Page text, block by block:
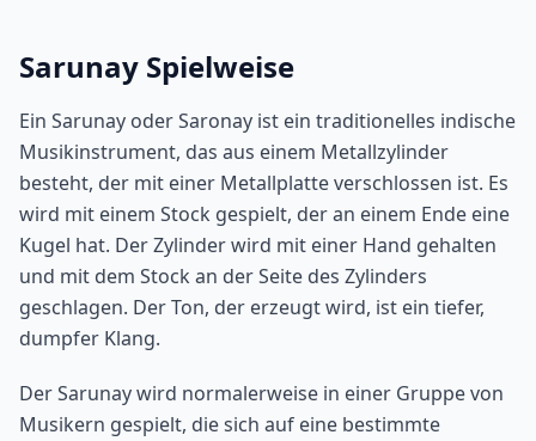
Sarunay Spielweise
Ein Sarunay oder Saronay ist ein traditionelles indische
Musikinstrument, das aus einem Metallzylinder
besteht, der mit einer Metallplatte verschlossen ist. Es
wird mit einem Stock gespielt, der an einem Ende eine
Kugel hat. Der Zylinder wird mit einer Hand gehalten
und mit dem Stock an der Seite des Zylinders
geschlagen. Der Ton, der erzeugt wird, ist ein tiefer,
dumpfer Klang.
Der Sarunay wird normalerweise in einer Gruppe von
Musikern gespielt, die sich auf eine bestimmte